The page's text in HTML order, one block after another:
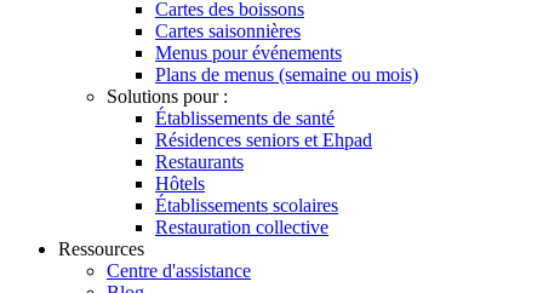
Cartes des boissons
Cartes saisonnières
Menus pour événements
Plans de menus (semaine ou mois)
Solutions pour :
Établissements de santé
Résidences seniors et Ehpad
Restaurants
Hôtels
Établissements scolaires
Restauration collective
Ressources
Centre d'assistance